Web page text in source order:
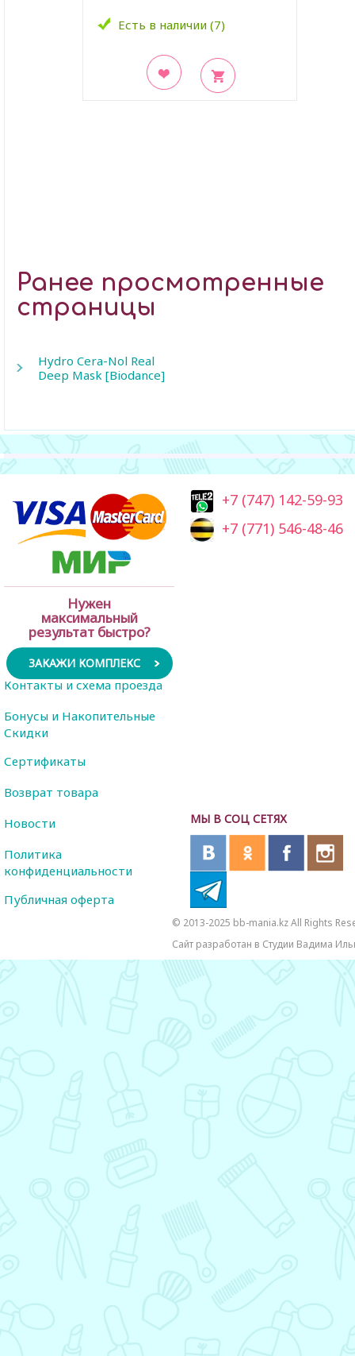
Есть в наличии (7)
Ранее просмотренные
страницы
Hydro Cera-Nol Real
Deep Mask [Biodance]
Нужен
максимальный
результат быстро?
ЗАКАЖИ КОМПЛЕКС
+7 (747) 142-59-93
+7 (771) 546-48-46
МЫ В СОЦ СЕТЯХ
Контакты и схема проезда
Бонусы и Накопительные
Скидки
Сертификаты
Возврат товара
Новости
Политика
конфиденциальности
Публичная оферта
© 2013-2025 bb-mania.kz All Rights
Сайт разработан в Студии Вадима